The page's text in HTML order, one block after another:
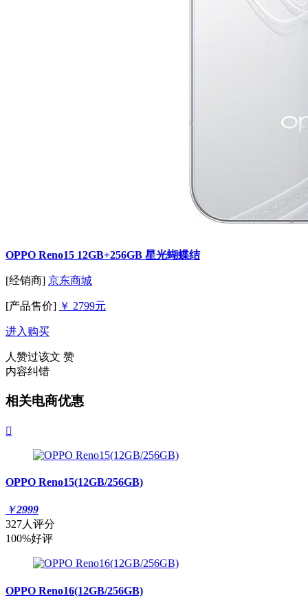
OPPO Reno15 12GB+256GB 星光蝴蝶结
[经销商] 京东商城
[产品售价] ￥ 2799元
进入购买
人赞过该文 赞
内容纠错
相关电商优惠

OPPO Reno15(12GB/256GB)
￥2999
327人评分
100%好评
OPPO Reno16(12GB/256GB)